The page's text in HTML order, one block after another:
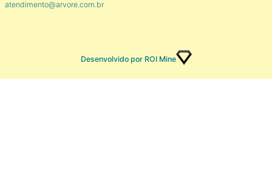
atendimento@arvore.com.br
Desenvolvido por ROI Mine